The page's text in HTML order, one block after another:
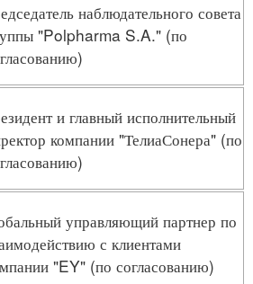
наблюдательного совета
"Polpharma S.A." (по
и главный исполнительный
компании "ТелиаСонера" (по
управляющий партнер по
с клиентами
"EY" (по согласованию)